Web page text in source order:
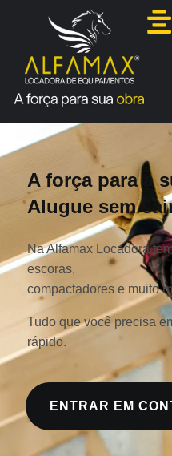
A força para a
Alugue sem
Na Alfamax Locadora
escoras,
compactadores e muito
Tudo que você precisa
rápido.
ENTRAR EM